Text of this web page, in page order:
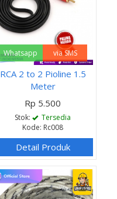
Whatsapp via SMS
RCA 2 to 2 Pioline 1.5
Meter
Rp 5.500
Stok:
Tersedia
Kode: Rc008
Detail Produk